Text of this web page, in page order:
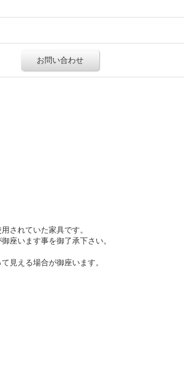
お問い合わせ
されていた家具です。
座います事を御了承下さい。
見える場合が御座います。